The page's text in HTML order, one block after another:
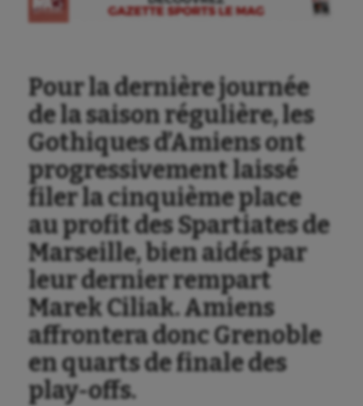
Pour la dernière journée
de la saison régulière, les
Gothiques d’Amiens ont
progressivement laissé
filer la cinquième place
au profit des Spartiates de
Marseille, bien aidés par
leur dernier rempart
Marek Ciliak. Amiens
affrontera donc Grenoble
en quarts de finale des
play-offs.